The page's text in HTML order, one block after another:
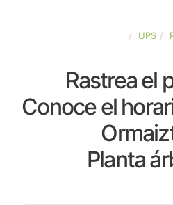
UPS
Rastrea el
Conoce el
Planta